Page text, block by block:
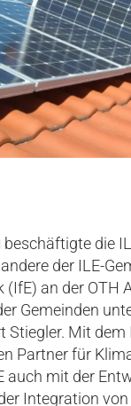
beschäftigte die
der ILE-
an der OTH
Gemeinden
Stiegler. Mit
Partner für
mit der
Integration